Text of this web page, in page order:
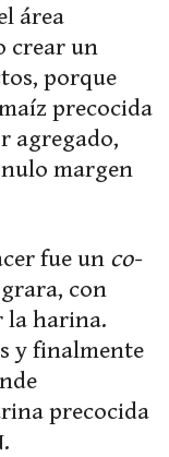
área
crear un
porque
precocida
agregado,
margen
fue un co-
con
la harina.
y finalmente
precocida